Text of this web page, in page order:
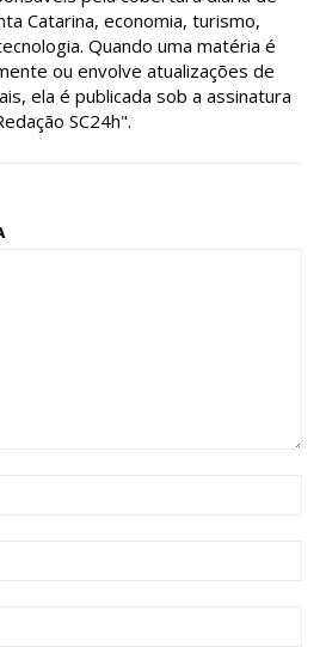
Catarina, economia, turismo,
Quando uma matéria é
ou envolve atualizações de
ela é publicada sob a assinatura
SC24h".